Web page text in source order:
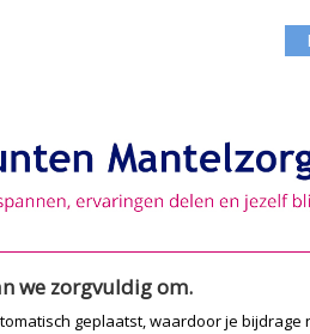
we zorgvuldig om.
geplaatst, waardoor je bijdrage